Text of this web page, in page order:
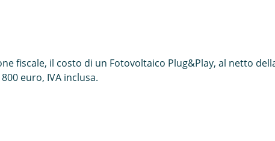
fiscale, il costo di un Fotovoltaico Plug&Play, al netto
euro, IVA inclusa.